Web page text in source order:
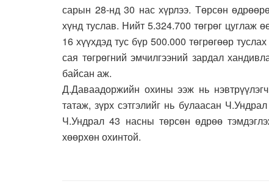
сарын 28-нд 30 нас хүрлээ. Төрсөн
хүнд туслав. Нийт 5.324.700 төгрөг цуглаж
16 хүүхдэд тус бүр 500.000 төгрөгөөр
сая төгрөгний эмчилгээний зардал
байсан аж.
Д.Даваадоржийн охины ээж нь
татаж, зүрх сэтгэлийг нь булаасан
Ч.Ундрал 43 насны төрсөн өдрөө
хөөрхөн охинтой.